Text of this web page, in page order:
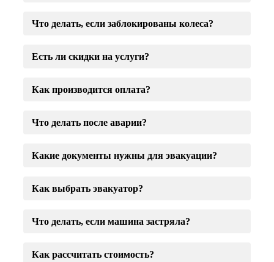
Что делать, если заблокированы колеса?
Есть ли скидки на услуги?
Как производится оплата?
Что делать после аварии?
Какие документы нужны для эвакуации?
Как выбрать эвакуатор?
Что делать, если машина застряла?
Как рассчитать стоимость?